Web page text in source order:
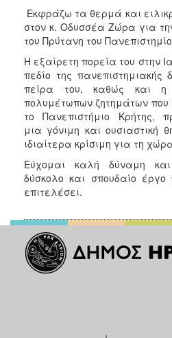
2010
2006
ΤΟΠΟΣ
ΠΟΛΙΤΙΣΜΟΣ
ΑΝΘΕΚΤΙΚΗ
Εκφράζω τα θερμά και
στον κ. Οδυσσέα Ζώρα για
του Πρύτανη του
Η εξαίρετη πορεία του στην
πεδίο της
πείρα του, καθώς και
πολυμέτωπων ζητημάτων που
το Πανεπιστήμιο Κρήτης,
μια γόνιμη και ουσιαστική
ιδιαίτερα κρίσιμη για τη
Εύχομαι καλή δύναμη
δύσκολο και σπουδαίο
επιτελέσει.